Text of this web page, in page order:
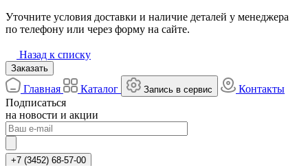
Уточните условия доставки и наличие деталей у менеджера
по телефону или через форму на сайте.
Назад к списку
Заказать
Главная Каталог Запись в сервис
Контакты
Подписаться
на новости и акции
+7 (3452) 68-57-00